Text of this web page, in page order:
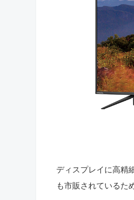
ディスプレイに高精
も市販されているた